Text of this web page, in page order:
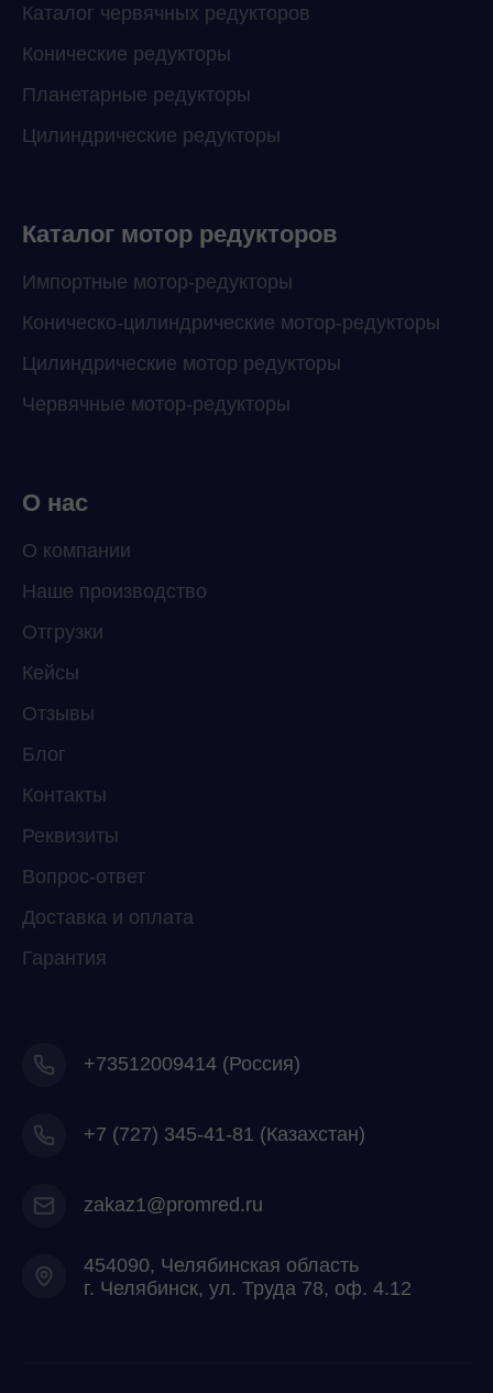
Каталог червячных редукторов
Конические редукторы
Планетарные редукторы
Цилиндрические редукторы
Каталог мотор редукторов
Импортные мотор-редукторы
Коническо-цилиндрические мотор-редукторы
Цилиндрические мотор редукторы
Червячные мотор-редукторы
О нас
О компании
Наше производство
Отгрузки
Кейсы
Отзывы
Блог
Контакты
Реквизиты
Вопрос-ответ
Доставка и оплата
Гарантия
+73512009414 (Россия)
+7 (727) 345-41-81 (Казахстан)
zakaz1@promred.ru
454090, Челябинская область
г. Челябинск, ул. Труда 78, оф. 4.12
Мессенджеры
Свяжитесь с нами через любой удобный
Telegram